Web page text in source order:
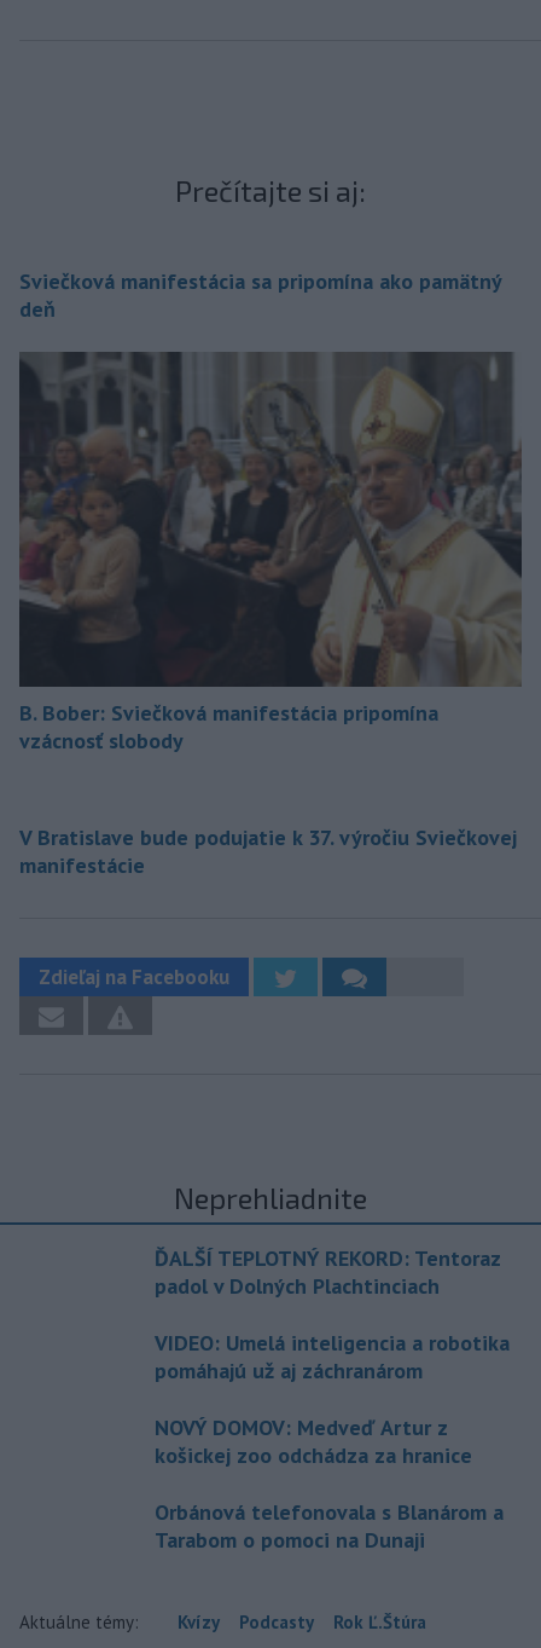
Prečítajte si aj:
Sviečková manifestácia sa pripomína ako pamätný
deň
B. Bober: Sviečková manifestácia pripomína
vzácnosť slobody
V Bratislave bude podujatie k 37. výročiu Sviečkovej
manifestácie
Zdieľaj na Facebooku
Neprehliadnite
ĎALŠÍ TEPLOTNÝ REKORD: Tentoraz
padol v Dolných Plachtinciach
VIDEO: Umelá inteligencia a robotika
pomáhajú už aj záchranárom
NOVÝ DOMOV: Medveď Artur z
košickej zoo odchádza za hranice
Orbánová telefonovala s Blanárom a
Tarabom o pomoci na Dunaji
Aktuálne témy: Kvízy Podcasty Rok Ľ.Štúra